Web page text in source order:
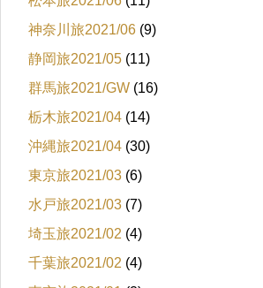
神奈川旅2021/06 (9)
静岡旅2021/05 (11)
群馬旅2021/GW (16)
栃木旅2021/04 (14)
沖縄旅2021/04 (30)
東京旅2021/03 (6)
水戸旅2021/03 (7)
埼玉旅2021/02 (4)
千葉旅2021/02 (4)